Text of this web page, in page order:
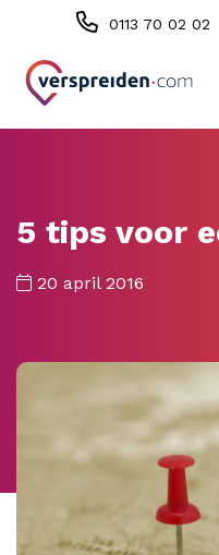
0113 70 02 02
5 tips voor
20 april 2016